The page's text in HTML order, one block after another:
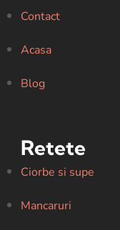
Contact
Acasa
Blog
Retete
Ciorbe si supe
Mancaruri